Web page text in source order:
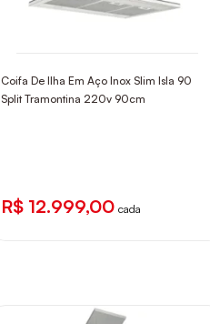
Coifa De Ilha Em Aço Inox Slim Isla 90
Split Tramontina 220v 90cm
R$ 12.999,00 cada